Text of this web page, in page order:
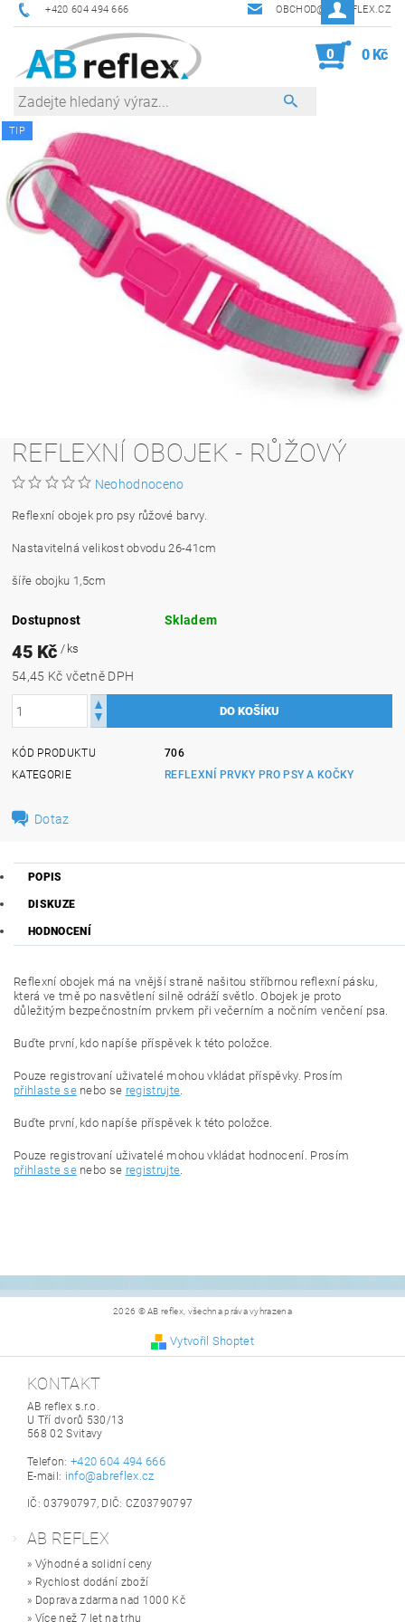
+420 604 494 666 OBCHOD@ABREFLEX.CZ
0 0 Kč
TIP
REFLEXNÍ OBOJEK - RŮŽOVÝ
Neohodnoceno
Reflexní obojek pro psy růžové barvy.
Nastavitelná velikost obvodu 26-41cm
šíře obojku 1,5cm
Dostupnost Skladem
45 Kč/ ks
54,45 Kč včetně DPH
KÓD PRODUKTU
706
KATEGORIE
REFLEXNÍ PRVKY PRO PSY A KOČKY
Dotaz
POPIS
DISKUZE
HODNOCENÍ
Reflexní obojek má na vnější straně našitou stříbrnou reflexní pásku,
která ve tmě po nasvětlení silně odráží světlo. Obojek je proto
důležitým bezpečnostním prvkem při večerním a nočním venčení psa.
Buďte první, kdo napíše příspěvek k této položce.
Pouze registrovaní uživatelé mohou vkládat příspěvky. Prosím
přihlaste senebo se registrujte.
Buďte první, kdo napíše příspěvek k této položce.
Pouze registrovaní uživatelé mohou vkládat hodnocení. Prosím
přihlaste senebo se registrujte.
2026 © AB reflex, všechna práva vyhrazena
Vytvořil Shoptet
KONTAKT
AB reflex s.r.o.
U Tří dvorů 530/13
568 02 Svitavy
Telefon: +420 604 494 666
E-mail: info@abreflex.cz
IČ: 03790797, DIČ: CZ03790797
AB REFLEX
» Výhodné a solidní ceny
» Rychlost dodání zboží
» Doprava zdarma nad 1000 Kč
» Více než 7 let na trhu